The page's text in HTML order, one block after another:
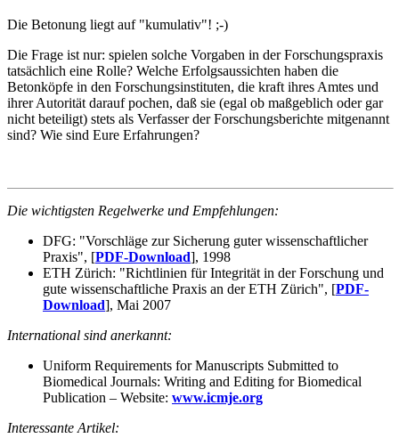
Die Betonung liegt auf "kumulativ"! ;-)
Die Frage ist nur: spielen solche Vorgaben in der Forschungspraxis
tatsächlich eine Rolle? Welche Erfolgsaussichten haben die
Betonköpfe in den Forschungsinstituten, die kraft ihres Amtes und
ihrer Autorität darauf pochen, daß sie (egal ob maßgeblich oder gar
nicht beteiligt) stets als Verfasser der Forschungsberichte mitgenannt
sind? Wie sind Eure Erfahrungen?
Die wichtigsten Regelwerke und Empfehlungen:
DFG: "Vorschläge zur Sicherung guter wissenschaftlicher
Praxis", [PDF-Download], 1998
ETH Zürich: "Richtlinien für Integrität in der Forschung und
gute wissenschaftliche Praxis an der ETH Zürich", [PDF-
Download], Mai 2007
International sind anerkannt:
Uniform Requirements for Manuscripts Submitted to
Biomedical Journals: Writing and Editing for Biomedical
Publication – Website: www.icmje.org
Interessante Artikel: